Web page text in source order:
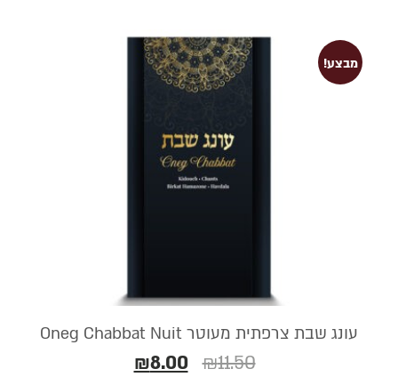
מבצע!
עונג שבת צרפתית מעוטר Oneg Chabbat Nuit
₪11.50
₪8.00